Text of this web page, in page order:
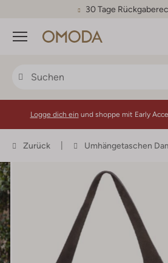
30 Tage
Menü
Logge dich ein und shoppe mit Early
Zurück Umhängetaschen